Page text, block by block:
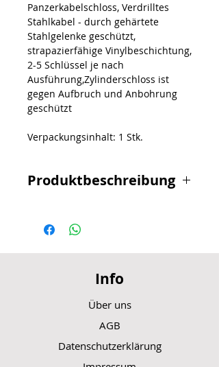
Panzerkabelschloss, Verdrilltes
Stahlkabel - durch gehärtete
Stahlgelenke geschützt,
strapazierfähige Vinylbeschichtung,
2-5 Schlüssel je nach
Ausführung,Zylinderschloss ist
gegen Aufbruch und Anbohrung
geschützt
Verpackungsinhalt: 1 Stk.
Produktbeschreibung
Panzerkabelschloss
Hochflexibles Stahlkabel durch
mit strapazierfähiger
X2-Power - Das "Double Bolt
zweifache Bolzenverriegelung und
Info
Über uns
AGB
Datenschutzerklärung